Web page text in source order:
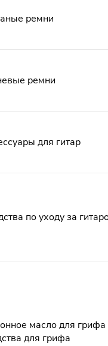
ремни
ремни
для гитар
по уходу за
масло для грифа
для грифа